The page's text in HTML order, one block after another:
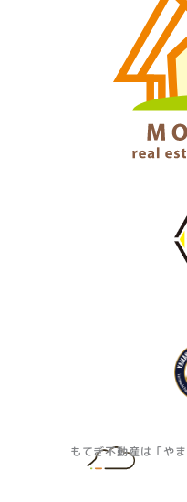
もてぎ不動産は「や